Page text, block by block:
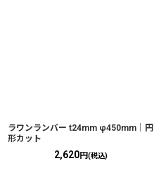
ラワンランバー t24mm φ450mm｜円
形カット
2,620円(税込)